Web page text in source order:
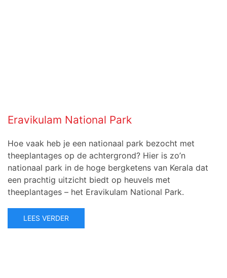
Eravikulam National Park
Hoe vaak heb je een nationaal park bezocht met
theeplantages op de achtergrond? Hier is zo’n
nationaal park in de hoge bergketens van Kerala dat
een prachtig uitzicht biedt op heuvels met
theeplantages – het Eravikulam National Park.
LEES VERDER